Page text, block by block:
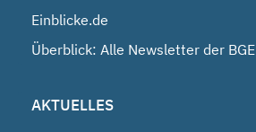
Einblicke.de
Überblick: Alle Newsletter der BGE
AKTUELLES